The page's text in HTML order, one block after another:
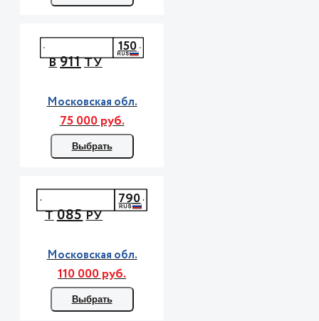
В911ТУ
150
Московская обл.
75 000 руб.
Выбрать
Т085РУ
790
Московская обл.
110 000 руб.
Выбрать